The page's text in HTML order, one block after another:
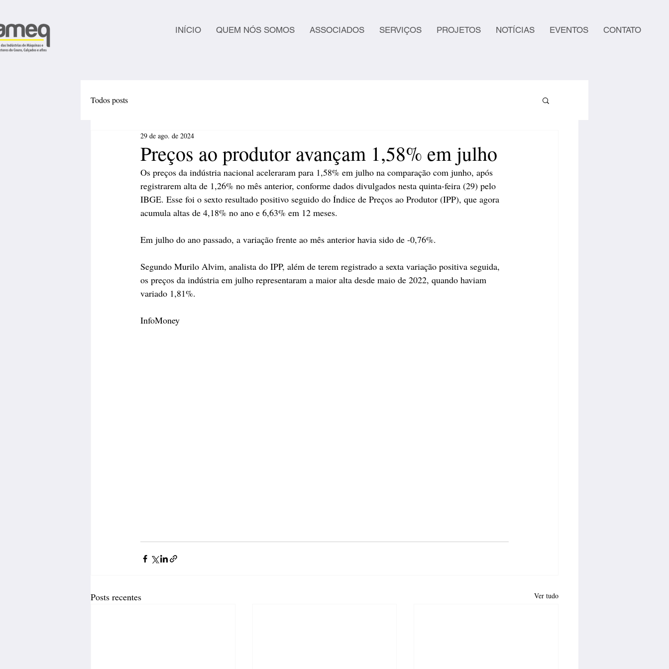
INÍCIO QUEM NÓS SOMOS ASSOCIADOS SERVIÇOS PROJETOS NOTÍCIAS EVENTOS CONTATO
Todos posts
Preços ao produtor avançam 1,58% em julho
29 de ago. de 2024
Os preços da indústria nacional aceleraram para 1,58% em julho na comparação com junho, após
registrarem alta de 1,26% no mês anterior, conforme dados divulgados nesta quinta-feira (29) pelo
IBGE. Esse foi o sexto resultado positivo seguido do Índice de Preços ao Produtor (IPP), que agora
acumula altas de 4,18% no ano e 6,63% em 12 meses.
Em julho do ano passado, a variação frente ao mês anterior havia sido de -0,76%.
Segundo Murilo Alvim, analista do IPP, além de terem registrado a sexta variação positiva seguida,
os preços da indústria em julho representaram a maior alta desde maio de 2022, quando haviam
variado 1,81%.
InfoMoney
Posts recentes Ver tudo